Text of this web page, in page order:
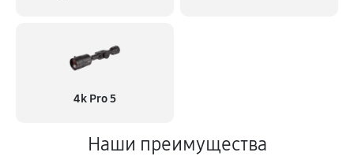
4k Pro 5
Наши преимущества